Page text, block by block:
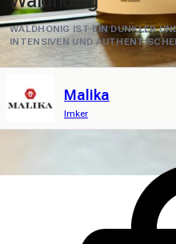
WALDHONIG IST EIN DUNKLER
INTENSIVEN UND
Malika
Imker